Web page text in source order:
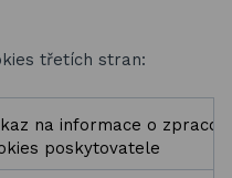
třetích stran:
na informace o
poskytovatele